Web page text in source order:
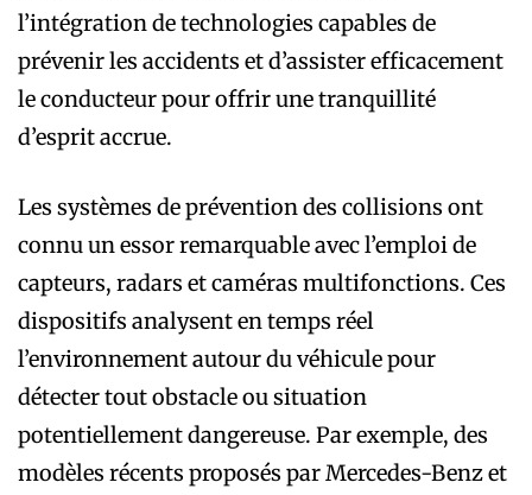
l’intégration de technologies capables de
prévenir les accidents et d’assister efficacement
le conducteur pour offrir une tranquillité
d’esprit accrue.
Les systèmes de prévention des collisions ont
connu un essor remarquable avec l’emploi de
capteurs, radars et caméras multifonctions. Ces
dispositifs analysent en temps réel
l’environnement autour du véhicule pour
détecter tout obstacle ou situation
potentiellement dangereuse. Par exemple, des
modèles récents proposés par Mercedes-Benz et